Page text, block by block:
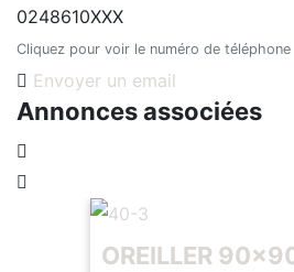
0248610XXX
Cliquez pour voir le numéro de téléphone
Envoyer un email
Annonces associées
OREILLER